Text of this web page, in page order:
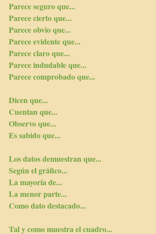
Parece seguro que...
Parece cierto que...
Parece obvio que...
Parece evidente que...
Parece claro que...
Parece indudable que...
Parece comprobado que...
Dicen que...
Cuentan que...
Observo que...
Es sabido que...
Los datos demuestran que...
Según el gráfico...
La mayoría de...
La menor parte...
Como dato destacado...
Tal y como muestra el cuadro...